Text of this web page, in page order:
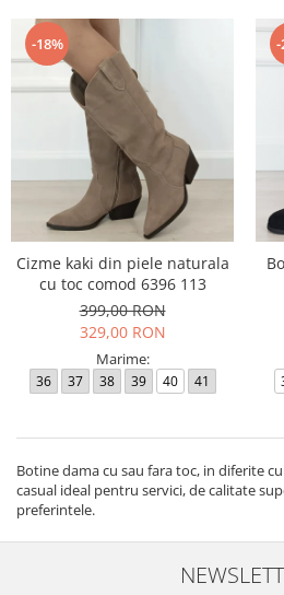
-18%
Cizme kaki din piele naturala
cu toc comod 6396 113
399,00 RON
329,00 RON
Marime:
36 37 38 39 40 41
-
Botine dama cu sau fara toc, in diferite
casual ideal pentru servici, de calitate
preferintele.